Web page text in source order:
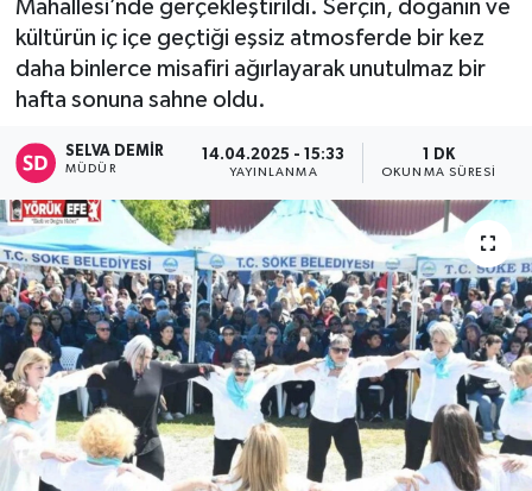
Mahallesi’nde gerçekleştirildi. Serçin, doğanın ve
kültürün iç içe geçtiği eşsiz atmosferde bir kez
daha binlerce misafiri ağırlayarak unutulmaz bir
hafta sonuna sahne oldu.
SELVA DEMIR
MÜDÜR
14.04.2025 - 15:33
YAYINLANMA
1 DK
OKUNMA SÜRESI